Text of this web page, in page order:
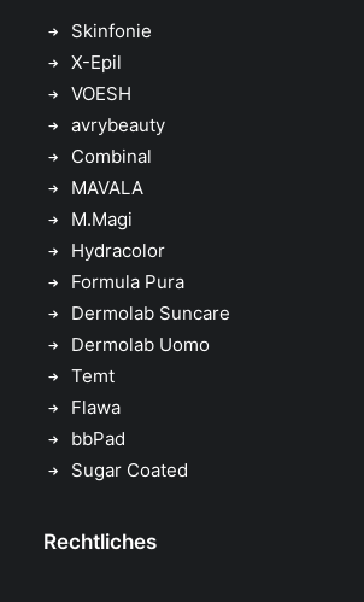
Skinfonie
X-Epil
VOESH
avrybeauty
Combinal
MAVALA
M.Magi
Hydracolor
Formula Pura
Dermolab Suncare
Dermolab Uomo
Temt
Flawa
bbPad
Sugar Coated
Rechtliches